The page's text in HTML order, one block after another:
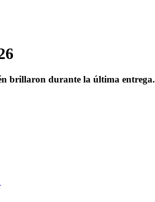
brillaron durante la última entrega.